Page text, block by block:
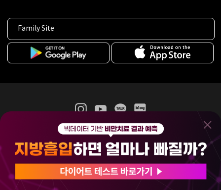
Family Site
365mc 병·의원 이용약관
홈페이지 이용약관
비급여진료수가
(주)365mcㅣ서울특별시 서초구 서초대로52길 7, 3~4층(서초동, 제일빌딩)
120-87-04354ㅣ김남철
COPYRIGHT(C) 2025 365mc. ALL RIGHTS RESERVED.